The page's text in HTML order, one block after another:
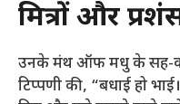
मित्रों और
उनके मंथ ऑफ मधु के सह-
टिप्पणी की, “बधाई हो